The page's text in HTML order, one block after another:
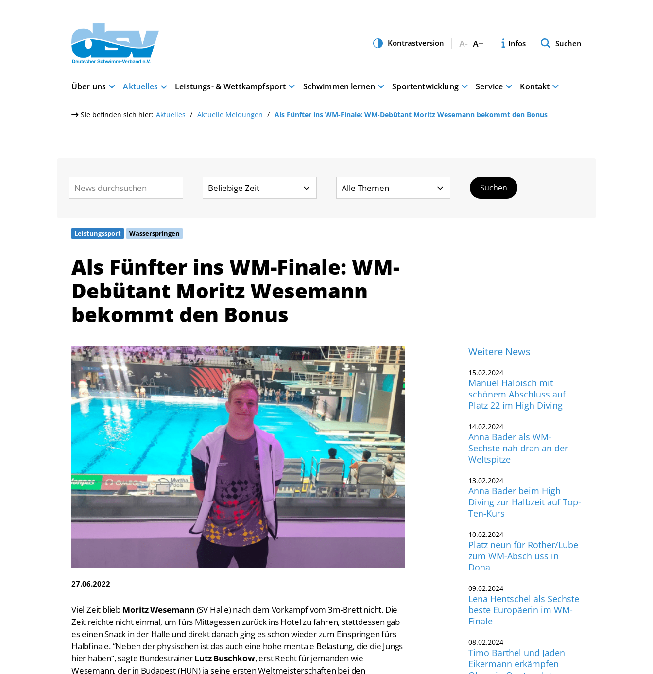
Über uns Aktuelles Leistungs- & Wettkampfsport Schwimmen lernen Sportentwicklung Service Kontakt
Als Fünfter ins WM-Finale: WM-
Debütant Moritz Wesemann
bekommt den Bonus
27.06.2022
Zeit reichte nicht einmal, um fürs Mittagessen zurück ins Hotel zu fahren, stattdessen gab
es einen Snack in der Halle und direkt danach ging es schon wieder zum Einspringen fürs
Halbfinale. “Neben der physischen ist das auch eine hohe mentale Belastung, die die Jungs
hier haben”, sagte BundestrainerLutz Buschkow, erst Recht für jemanden wie
Wesemann, der in Budapest (HUN) ja seine ersten Weltmeisterschaften bei den
Erwachsenen erlebt.
Manuel Halbisch mit
schönem Abschluss auf
Platz 22 im High Diving
Anna Bader als WM-
Sechste nah dran an der
Weltspitze
13.02.2024
Anna Bader beim High
Diving zur Halbzeit auf Top-
Ten-Kurs
Platz neun für Rother/Lube
zum WM-Abschluss in
Doha
Lena Hentschel als Sechste
beste Europäerin im WM-
Finale
Timo Barthel und Jaden
Eikermann erkämpfen
Olympia-Quotenplatz vom
Quicklinks
Vereinsfinder
Lizenzwesen
Zentrale Hinweisstelle
Anti-Doping
Recht auf sicheren Schwimmsport
Abteilungen
Schwimmen
Freiwasserschwimmen
Wasserspringen
Wasserball
Synchronschwimmen
Masterssport
Deutscher Schwimm-Verband e.V.
Korbacher Straße 93
D-34132 Kassel
Fax: +49 561 94083-15
info@dsv.de